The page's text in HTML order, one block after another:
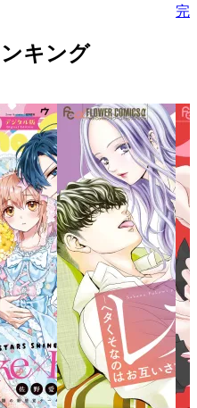
完
キング